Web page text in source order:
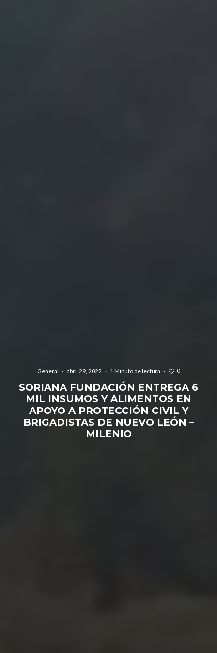
General · abril 29, 2022 · 1 Minuto de lectura · 0
SORIANA FUNDACIÓN ENTREGA 6
MIL INSUMOS Y ALIMENTOS EN
APOYO A PROTECCIÓN CIVIL Y
BRIGADISTAS DE NUEVO LEÓN –
MILENIO